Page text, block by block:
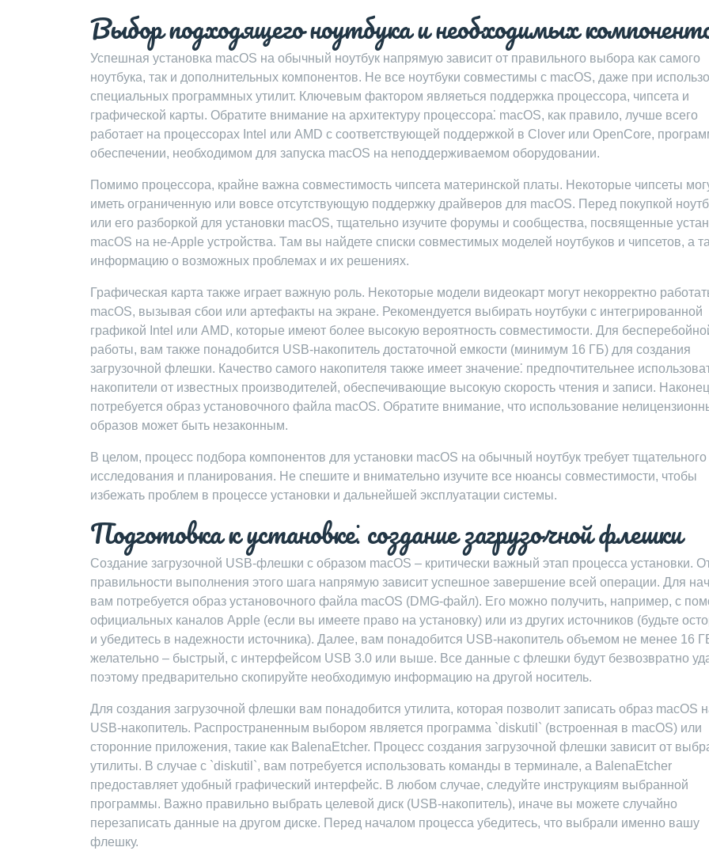
Выбор подходящего ноутбука и необходимых
Успешная установка macOS на обычный ноутбук напрямую зависит от правильного выбора как самого
ноутбука, так и дополнительных компонентов. Не все ноутбуки совместимы с macOS, даже при
специальных программных утилит. Ключевым фактором являеться поддержка процессора, чипсета и
графической карты. Обратите внимание на архитектуру процессора⁚ macOS, как правило, лучше всего
работает на процессорах Intel или AMD с соответствующей поддержкой в Clover или OpenCore,
обеспечении, необходимом для запуска macOS на неподдерживаемом оборудовании.
Помимо процессора, крайне важна совместимость чипсета материнской платы. Некоторые чипсеты
иметь ограниченную или вовсе отсутствующую поддержку драйверов для macOS. Перед покупкой
или его разборкой для установки macOS, тщательно изучите форумы и сообщества, посвященные
macOS на не-Apple устройства. Там вы найдете списки совместимых моделей ноутбуков и чипсетов, а
информацию о возможных проблемах и их решениях.
Графическая карта также играет важную роль. Некоторые модели видеокарт могут некорректно
macOS, вызывая сбои или артефакты на экране. Рекомендуется выбирать ноутбуки с интегрированной
графикой Intel или AMD, которые имеют более высокую вероятность совместимости. Для
работы, вам также понадобится USB-накопитель достаточной емкости (минимум 16 ГБ) для создания
загрузочной флешки. Качество самого накопителя также имеет значение⁚ предпочтительнее
накопители от известных производителей, обеспечивающие высокую скорость чтения и записи.
потребуется образ установочного файла macOS. Обратите внимание, что использование
образов может быть незаконным.
В целом, процесс подбора компонентов для установки macOS на обычный ноутбук требует тщательного
исследования и планирования. Не спешите и внимательно изучите все нюансы совместимости, чтобы
избежать проблем в процессе установки и дальнейшей эксплуатации системы.
Подготовка к установке⁚ создание загрузочной флешки
Создание загрузочной USB-флешки с образом macOS – критически важный этап процесса установки.
правильности выполнения этого шага напрямую зависит успешное завершение всей операции. Для
вам потребуется образ установочного файла macOS (DMG-файл). Его можно получить, например, с
официальных каналов Apple (если вы имеете право на установку) или из других источников (будьте
и убедитесь в надежности источника). Далее, вам понадобится USB-накопитель объемом не менее 16
желательно – быстрый, с интерфейсом USB 3.0 или выше. Все данные с флешки будут безвозвратно
поэтому предварительно скопируйте необходимую информацию на другой носитель.
Для создания загрузочной флешки вам понадобится утилита, которая позволит записать образ macOS
USB-накопитель. Распространенным выбором является программа `diskutil` (встроенная в macOS) или
сторонние приложения, такие как BalenaEtcher. Процесс создания загрузочной флешки зависит от
утилиты. В случае с `diskutil`, вам потребуется использовать команды в терминале, а BalenaEtcher
предоставляет удобный графический интерфейс. В любом случае, следуйте инструкциям выбранной
программы. Важно правильно выбрать целевой диск (USB-накопитель), иначе вы можете случайно
перезаписать данные на другом диске. Перед началом процесса убедитесь, что выбрали именно вашу
флешку.